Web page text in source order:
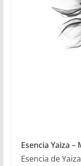
Esencia Yaiza
Esencia de